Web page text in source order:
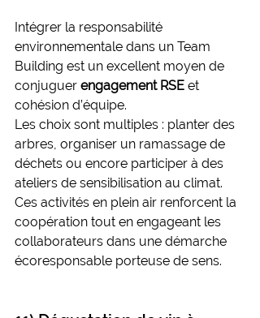
Intégrer la responsabilité
environnementale dans un Team
Building est un excellent moyen de
conjuguer engagement RSE et
cohésion d’équipe.
Les choix sont multiples : planter des
arbres, organiser un ramassage de
déchets ou encore participer à des
ateliers de sensibilisation au climat.
Ces activités en plein air renforcent la
coopération tout en engageant les
collaborateurs dans une démarche
écoresponsable porteuse de sens.